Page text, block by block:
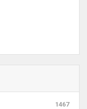
1467